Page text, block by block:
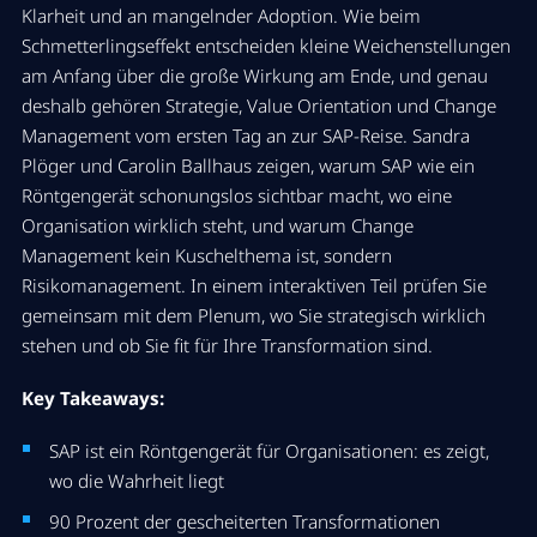
Klarheit und an mangelnder Adoption. Wie beim
Schmetterlingseffekt entscheiden kleine Weichenstellungen
am Anfang über die große Wirkung am Ende, und genau
deshalb gehören Strategie, Value Orientation und Change
Management vom ersten Tag an zur SAP-Reise. Sandra
Plöger und Carolin Ballhaus zeigen, warum SAP wie ein
Röntgengerät schonungslos sichtbar macht, wo eine
Organisation wirklich steht, und warum Change
Management kein Kuschelthema ist, sondern
Risikomanagement. In einem interaktiven Teil prüfen Sie
gemeinsam mit dem Plenum, wo Sie strategisch wirklich
stehen und ob Sie fit für Ihre Transformation sind.
Key Takeaways:
SAP ist ein Röntgengerät für Organisationen: es zeigt,
wo die Wahrheit liegt
90 Prozent der gescheiterten Transformationen